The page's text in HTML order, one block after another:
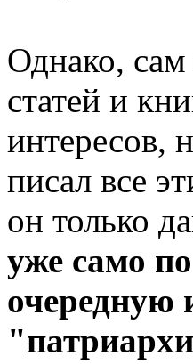
Однако,
статей и
интересов,
писал все
он только
уже само
очередную